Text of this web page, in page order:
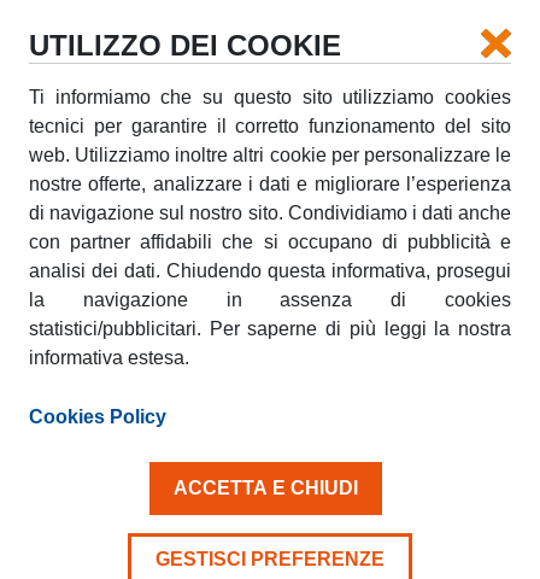
PARTNER
PARTNER E SCONTINOLEGGIO
FURGONI
UTILIZZO DEI COOKIE
Ti informiamo che su questo sito utilizziamo cookies
tecnici per garantire il corretto funzionamento del sito
web. Utilizziamo inoltre altri cookie per personalizzare le
nostre offerte, analizzare i dati e migliorare l’esperienza
di navigazione sul nostro sito. Condividiamo i dati anche
con partner affidabili che si occupano di pubblicità e
analisi dei dati. Chiudendo questa informativa, prosegui
la navigazione in assenza di cookies
statistici/pubblicitari. Per saperne di più leggi la nostra
informativa estesa.
Cookies Policy
ACCETTA E CHIUDI
GESTISCI PREFERENZE